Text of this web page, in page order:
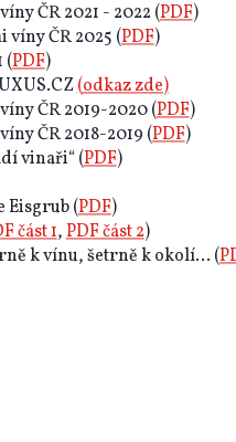
ČR 2021 - 2022 (PDF)
ČR 2025 (PDF)
(PDF)
(odkaz zde)
ČR 2019-2020 (PDF)
ČR 2018-2019 (PDF)
vinaři“ (PDF)
Eisgrub (PDF)
část 1,PDF část 2)
k vínu, šetrně k okolí... (